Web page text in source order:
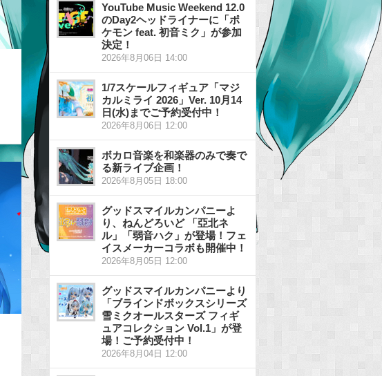
YouTube Music Weekend 12.0
のDay2ヘッドライナーに「ポ
ケモン feat. 初音ミク」が参加
決定！
2026年8月06日 14:00
1/7スケールフィギュア「マジ
カルミライ 2026」Ver. 10月14
日(水)までご予約受付中！
2026年8月06日 12:00
ボカロ音楽を和楽器のみで奏で
る新ライブ企画！
2026年8月05日 18:00
グッドスマイルカンパニーよ
り、ねんどろいど 「亞北ネ
ル」「弱音ハク」が登場！フェ
イスメーカーコラボも開催中！
2026年8月05日 12:00
グッドスマイルカンパニーより
「ブラインドボックスシリーズ
雪ミクオールスターズ フィギ
ュアコレクション Vol.1」が登
場！ご予約受付中！
2026年8月04日 12:00